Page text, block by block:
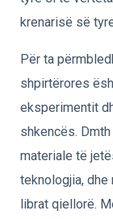
krenarisë së
Për ta
shpirtërores
eksperimentit
shkencës.
materiale të
teknologjia, dhe
librat qiellorë.